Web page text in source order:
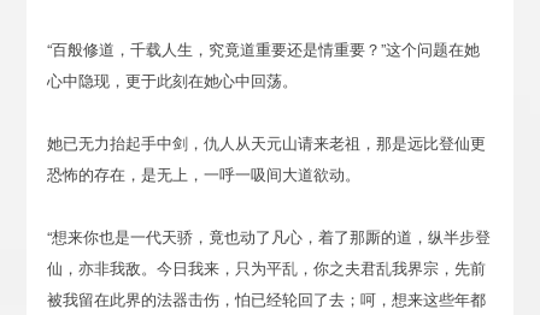
“百般修道，千载人生，究竟道重要还是情重要？”这个问题在她
心中隐现，更于此刻在她心中回荡。
她已无力抬起手中剑，仇人从天元山请来老祖，那是远比登仙更
恐怖的存在，是无上，一呼一吸间大道欲动。
“想来你也是一代天骄，竟也动了凡心，着了那厮的道，纵半步登
仙，亦非我敌。今日我来，只为平乱，你之夫君乱我界宗，先前
被我留在此界的法器击伤，怕已经轮回了去；呵，想来这些年都